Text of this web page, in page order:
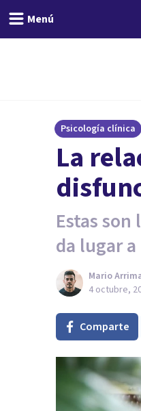
Menú
Psicología clínica
La
Estas
da lugar
Mario
4 octubre,
Comparte